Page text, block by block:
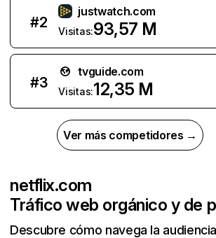
#2
justwatch.com
Visitas:93,57 M
#3
tvguide.com
Visitas:12,35 M
Ver más competidores →
netflix.com
Tráfico web orgánico y de
Descubre cómo navega la